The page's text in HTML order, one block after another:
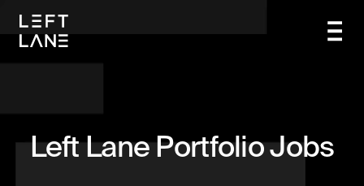
Left Lane Portfolio Jobs